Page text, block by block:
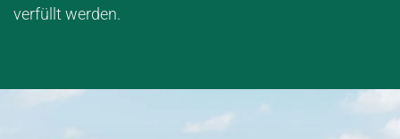
verfüllt werden.